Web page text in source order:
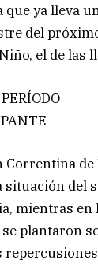
que ya lleva
del
el de las
Correntina
situación del
mientras en
plantaron